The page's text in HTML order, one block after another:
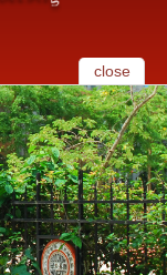
close